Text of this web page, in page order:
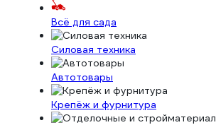
Всё для сада
Силовая техника
Автотовары
Крепёж и фурнитура